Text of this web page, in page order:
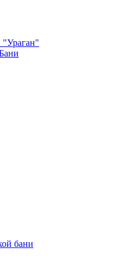
"Ураган"
бани